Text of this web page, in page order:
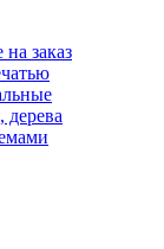
заказ
дерева